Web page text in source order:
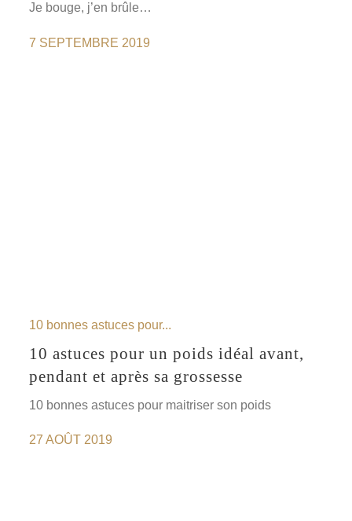
Je bouge, j’en brûle…
7 SEPTEMBRE 2019
10 bonnes astuces pour...
10 astuces pour un poids idéal avant,
pendant et après sa grossesse
10 bonnes astuces pour maitriser son poids
27 AOÛT 2019